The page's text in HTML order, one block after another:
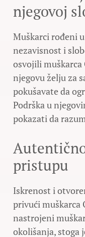
njegovoj
Muškarci rođeni
nezavisnost i
osvojili muškarca
njegovu želju za
pokušavate da
Podrška u
pokazati da
pristupu
Iskrenost i
privući muškarca
nastrojeni
okolišanja, stoga